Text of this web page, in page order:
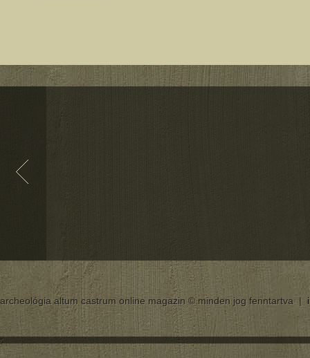
archeológia altum castrum online magazin © minden jog fenntartva |